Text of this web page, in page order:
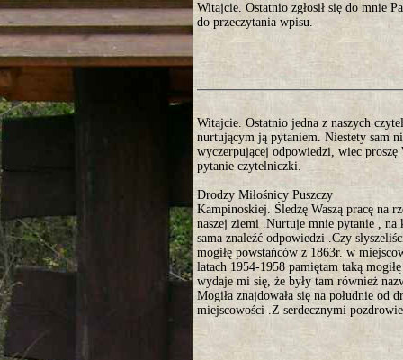
Witajcie. Ostatnio zgłosił się do mnie
do przeczytania wpisu.
Witajcie. Ostatnio jedna z naszych
nurtującym ją pytaniem. Niestety sam
wyczerpującej odpowiedzi, więc
pytanie czytelniczki.
Drodzy Miłośnicy Puszczy
Kampinoskiej. Śledzę Waszą pracę na
naszej ziemi .Nurtuje mnie pytanie , na
sama znaleźć odpowiedzi .Czy
mogiłę powstańców z 1863r. w
latach 1954-1958 pamiętam taką
wydaje mi się, że były tam również
Mogiła znajdowała się na południe od
miejscowości .Z serdecznymi